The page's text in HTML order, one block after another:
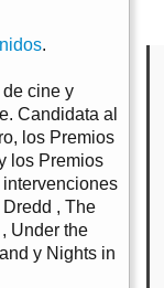
.
cine y
Candidata al
los Premios
los Premios
intervenciones
, The
Under the
y Nights in